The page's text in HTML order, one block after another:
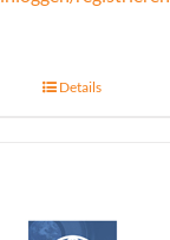
Details